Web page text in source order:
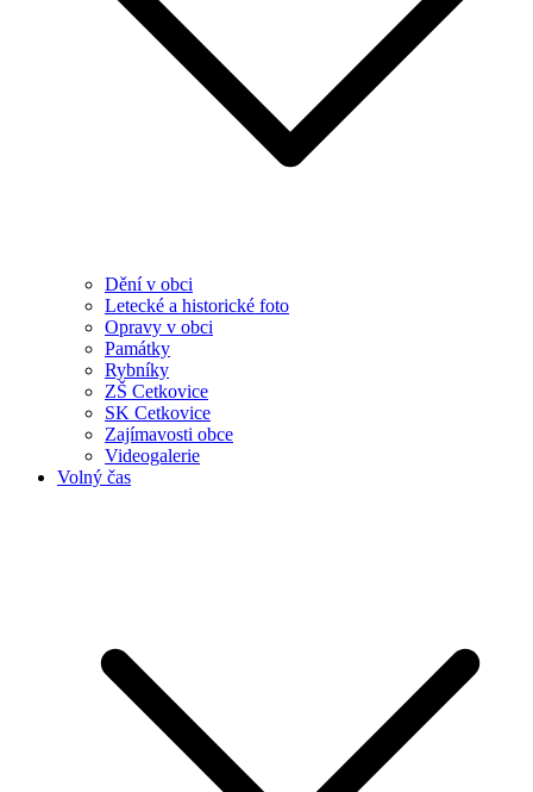
Dění v obci
Letecké a historické foto
Opravy v obci
Památky
Rybníky
ZŠ Cetkovice
SK Cetkovice
Zajímavosti obce
Videogalerie
Volný čas